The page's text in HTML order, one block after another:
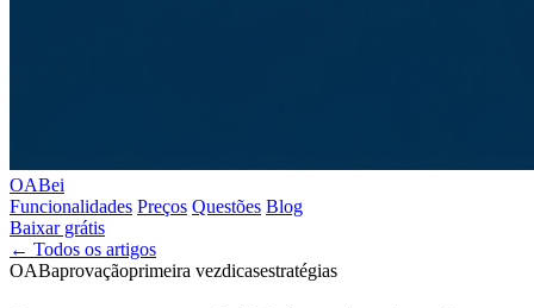
OABei
Funcionalidades Preços Questões Blog
Baixar grátis
← Todos os artigos
OABaprovaçãoprimeira vezdicasestratégias